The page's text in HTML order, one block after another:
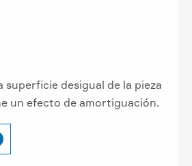
superficie desigual de la pieza
un efecto de amortiguación.